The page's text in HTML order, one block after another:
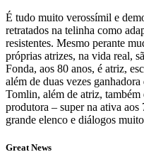
É tudo muito verossímil e
retratados na telinha como
resistentes. Mesmo perante
próprias atrizes, na vida real,
Fonda, aos 80 anos, é atriz,
além de duas vezes
Tomlin, além de atriz, também
produtora – super na ativa
grande elenco e diálogos
Great News